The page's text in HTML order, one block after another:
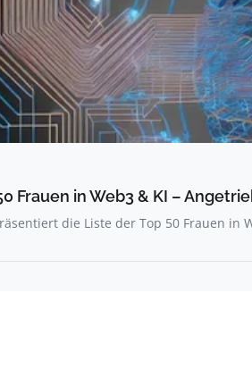
Frauen in Web3 & KI –
die Liste der Top 50 Frauen in